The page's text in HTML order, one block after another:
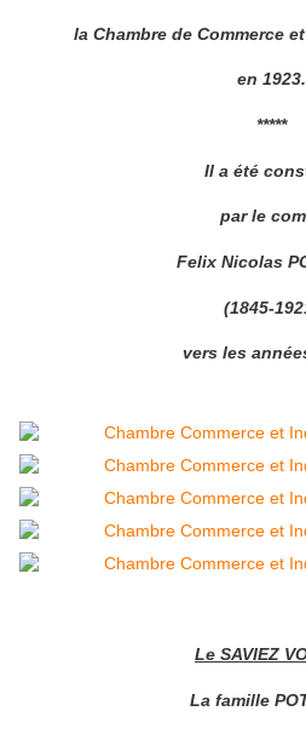
la Chambre de Commerce
en 1923.
*****
Il a été
par le
Felix Nicolas
(1845-
vers les
Le SAVIEZ
La famille